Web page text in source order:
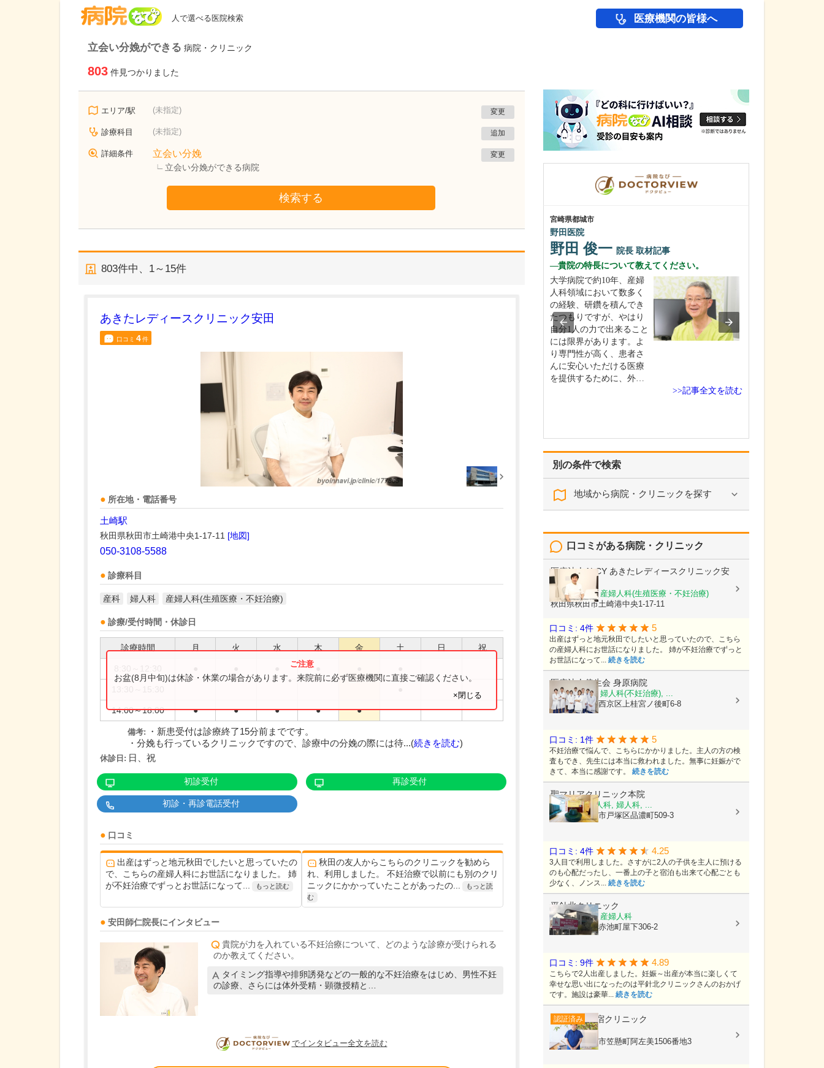
人で選べる医院検索 医療機関の皆様へ
立会い分娩ができる 病院・クリニック
803 件見つかりました
エリア/駅 (未指定) 変更
診療科目 (未指定) 追加
詳細条件 立会い分娩
立会い分娩ができる病院
変更
検索する
803件中、 1～15件
あきたレディースクリニック安田
口コミ 4件
所在地・電話番号
土崎駅
秋田県秋田市土崎港中央1-17-11 [地図]
050-3108-5588
診療科目
産科 婦人科 産婦人科(生殖医療・不妊治療)
診療/受付時間・休診日
診療時間 月 火 水 木 金 土 日 祝
14:00～18:00 ● ● ● ● ●
お盆(8月中旬)は休診・休業の場合があります。来院前に必ず医療機関に直接ご確認ください。
×閉じる
備考:
・新患受付は診療終了15分前までです。
・分娩も行っているクリニックですので、診療中の分娩の際には待...(続きを読む)
休診日: 日、祝
初診受付 再診受付
初診・再診電話受付
口コミ
出産はずっと地元秋田でしたいと思っていたの
で、こちらの産婦人科にお世話になりました。 姉
が不妊治療でずっとお世話になって...
もっと読む
秋田の友人からこちらのクリニックを勧めら
れ、利用しました。 不妊治療で以前にも別のクリ
ニックにかかっていたことがあったの...
もっと読
む
安田師仁院長にインタビュー
貴院が力を入れている不妊治療について、どのような診療が受けられる
のか教えてください。
タイミング指導や排卵誘発などの一般的な不妊治療をはじめ、男性不妊
の診療、さらには体外受精・顕微授精と…
DOCTORVIEW
でインタビュー全文を読む
別の条件で検索
地域から病院・クリニックを探す
口コミがある病院・クリニック
医療法人ALCY あきたレディースクリニック安
田
産科, 婦人科, 産婦人科(生殖医療・不妊治療)
秋田県秋田市土崎港中央1-17-11
口コミ: 4件 5
出産はずっと地元秋田でしたいと思っていたので、こちら
の産婦人科にお世話になりました。 姉が不妊治療でずっと
お世話になって... 続きを読む
医療法人倖生会 身原病院
産科, 婦人科, 婦人科(不妊治療), ...
京都府京都市西京区上桂宮ノ後町6-8
口コミ: 1件 5
不妊治療で悩んで、こちらにかかりました。主人の方の検
査もでき、先生には本当に救われました。無事に妊娠がで
きて、本当に感謝です。 続きを読む
聖マリアクリニック本院
小児科, 産婦人科, 婦人科, ...
神奈川県横浜市戸塚区品濃町509-3
口コミ: 4件 4.25
3人目で利用しました。さすがに2人の子供を主人に預ける
のも心配だったし、一番上の子と宿泊も出来て心配ごとも
少なく、ノンス... 続きを読む
平針北クリニック
産科, 婦人科, 産婦人科
愛知県日進市赤池町屋下306-2
口コミ: 9件 4.89
こちらで2人出産しました。妊娠～出産が本当に楽しくて
幸せな思い出になったのは平針北クリニックさんのおかげ
です。施設は豪華... 続きを読む
認証済み 岩宿クリニック
産婦人科
群馬県みどり市笠懸町阿左美1506番地3
有秋台医院
鶴岡 信栄院長取材記事
す。いわゆるパターナリ
はなく、お母さんご自身
宮崎県都城市
野田医院
野田 俊一 院長 取材記事
貴院の特長について教えてください。
大学病院で約10年、産婦
人科領域において数多く
の経験、研鑽を積んでき
たつもりですが、やはり
自分1人の力で出来ること
には限界があります。よ
り専門性が高く、患者さ
んに安心いただける医療
を提供するために、外…
>>記事全文を読む